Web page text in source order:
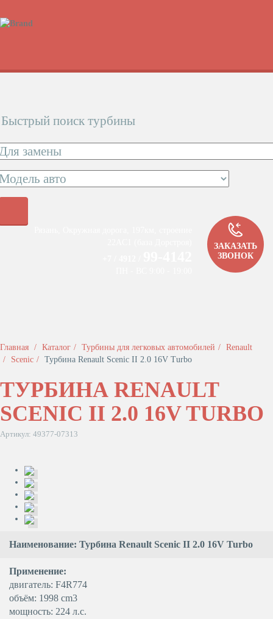
Быстрый поиск турбины
ЗАКАЗАТЬ
ЗВОНОК
Главная Каталог Турбины для легковых автомобилей
Renault
Scenic
Турбина Renault Scenic II 2.0 16V Turbo
ТУРБИНА RENAULT
SCENIC II 2.0 16V TURBO
Артикул: 49377-07313
Наименование: Турбина Renault Scenic II 2.0 16V Turbo
Применение:
двигатель: F4R774
объём: 1998 cm3
мощность: 224 л.с.